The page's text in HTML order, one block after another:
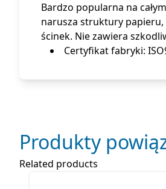
Bardzo popularna na
narusza struktury papieru,
ścinek. Nie zawiera
Certyfikat fabryki:
Produkty
Related products